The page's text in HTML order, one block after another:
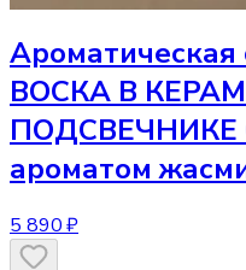
Ароматическая
ВОСКА В
ароматом
5 890 ₽